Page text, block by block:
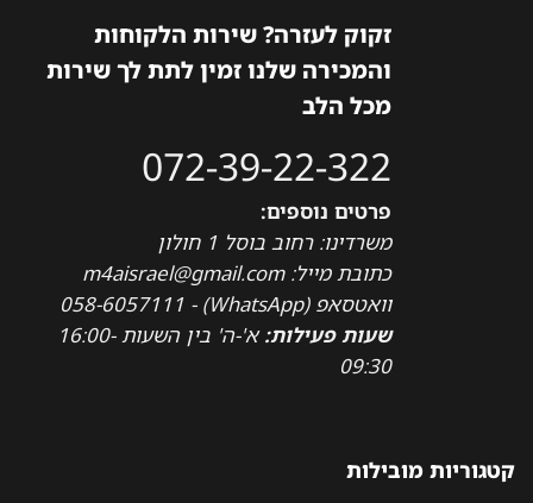
זקוק לעזרה? שירות הלקוחות
והמכירה שלנו זמין לתת לך שירות
מכל הלב
072-39-22-322
פרטים נוספים:
משרדינו: רחוב בוסל 1 חולון
כתובת מייל: m4aisrael@gmail.com
וואטסאפ (WhatsApp) - 058-6057111
שעות פעילות:
א'-ה' בין השעות 16:00-
09:30
קטגוריות מובילות